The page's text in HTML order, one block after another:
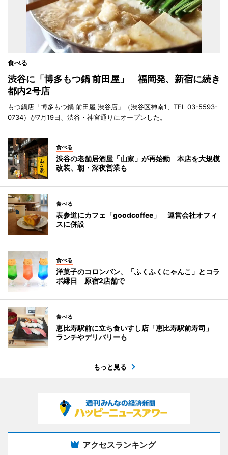
食べる
渋谷に「博多もつ鍋 前田屋」 福岡発、新宿に続き
都内2号店
もつ鍋店「博多もつ鍋 前田屋 渋谷店」（渋谷区神南1、TEL 03-5593-
0734）が7月19日、渋谷・神宮通りにオープンした。
食べる
渋谷の老舗居酒屋「山家」が再始動 本店を大規模
改装、朝・深夜営業も
食べる
表参道にカフェ「goodcoffee」 運営会社オフィ
スに併設
食べる
洋菓子のコロンバン、「ふくふくにゃんこ」とコラ
ボ縁日 原宿2店舗で
食べる
恵比寿駅前に立ち食いすし店「恵比寿駅前寿司」
ランチやデリバリーも
もっと見る
アクセスランキング